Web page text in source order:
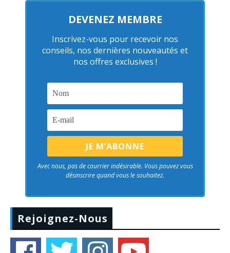
DEVENEZ MEMBRE
Inscrivez-vous pour recevoir nos
conseils, nos dernières nouveautés et
nos offres exclusives !
Avec nous, pas de courrier indésirable. Vous pouvez vous
désinscrire quand vous le souhaitez.
Rejoignez-Nous